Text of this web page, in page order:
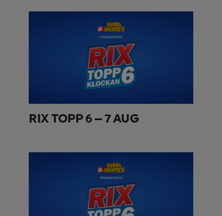
RIX TOPP 6 – 7 AUG